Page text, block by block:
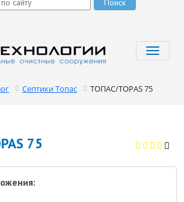
Септики Топас ТОПАС/TOPAS 75
75